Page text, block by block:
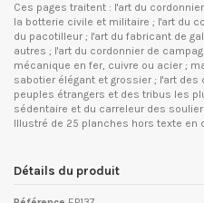
Ces pages traitent : l'art du
la botterie civile et militaire ; l'art du
du pacotilleur ; l'art du fabricant de
autres ; l'art du cordonnier de
mécanique en fer, cuivre ou acier ;
sabotier élégant et grossier ; l'art
peuples étrangers et des tribus les
sédentaire et du carreleur des
Illustré de 25 planches hors texte en
Détails du produit